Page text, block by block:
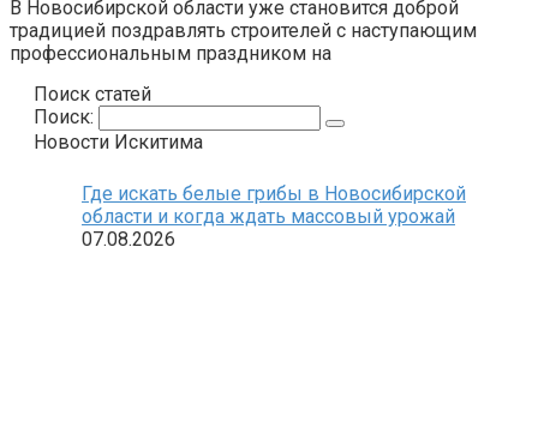
В Новосибирской области уже становится доброй
традицией поздравлять строителей с наступающим
профессиональным праздником на
Поиск статей
Поиск:
Новости Искитима
Где искать белые грибы в Новосибирской
области и когда ждать массовый урожай
07.08.2026